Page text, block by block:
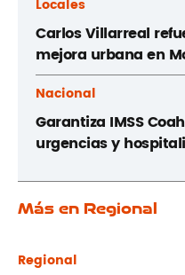
Locales
Carlos Villarreal
mejora urbana en
Nacional
Garantiza IMSS
urgencias y
Más en Regional
Regional